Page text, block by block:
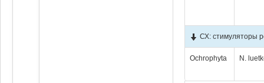
СХ: стимуляторы
Ochrophyta N.